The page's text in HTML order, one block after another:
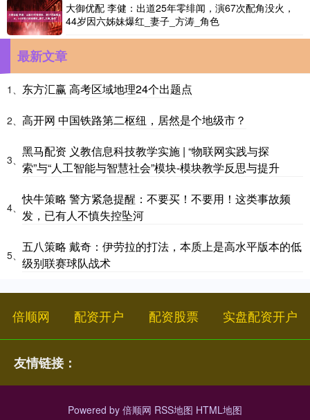
大御优配 李健：出道25年零绯闻，演67次配角没火，
44岁因六姊妹爆红_妻子_方涛_角色
最新文章
1、 东方汇赢 高考区域地理24个出题点
2、 高开网 中国铁路第二枢纽，居然是个地级市？
3、
黑马配资 义教信息科技教学实施 | “物联网实践与探
索”与“人工智能与智慧社会”模块-模块教学反思与提升
4、
快牛策略 警方紧急提醒：不要买！不要用！这类事故频
发，已有人不慎失控坠河
5、
五八策略 戴奇：伊劳拉的打法，本质上是高水平版本的低
级别联赛球队战术
倍顺网 配资开户 配资股票 实盘配资开户
友情链接：
Powered by 倍顺网 RSS地图 HTML地图